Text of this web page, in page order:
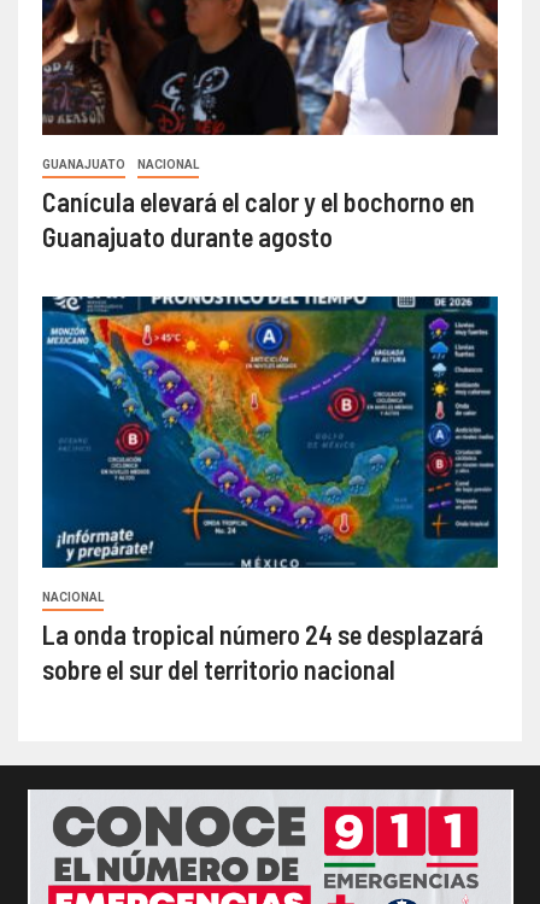
GUANAJUATO NACIONAL
Canícula elevará el calor y el bochorno en
Guanajuato durante agosto
NACIONAL
La onda tropical número 24 se desplazará
sobre el sur del territorio nacional